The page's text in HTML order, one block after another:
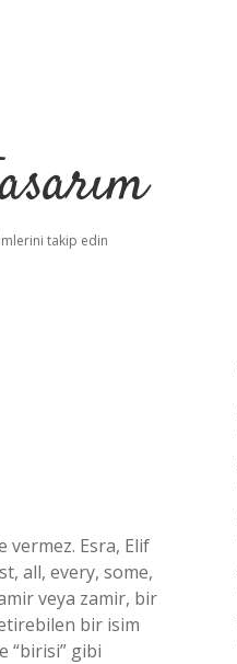
takip edin
vermez. Esra, Elif
all, every, some,
veya zamir, bir
bir isim
“birisi” gibi